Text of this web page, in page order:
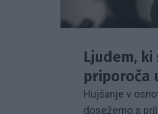
Ljudem,
priporoča
Hujšanje v
dosežemo s